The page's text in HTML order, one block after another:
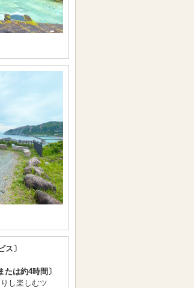
ス〕
は約4時間〕
し楽しむツ